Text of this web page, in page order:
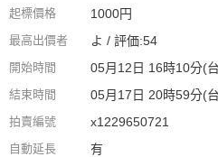
起標價格 1000円
最高出價者 よ / 評価:54
開始時間 05月12日 16時10分(
結束時間 05月17日 20時59分(
拍賣編號 x1229650721
自動延長 有